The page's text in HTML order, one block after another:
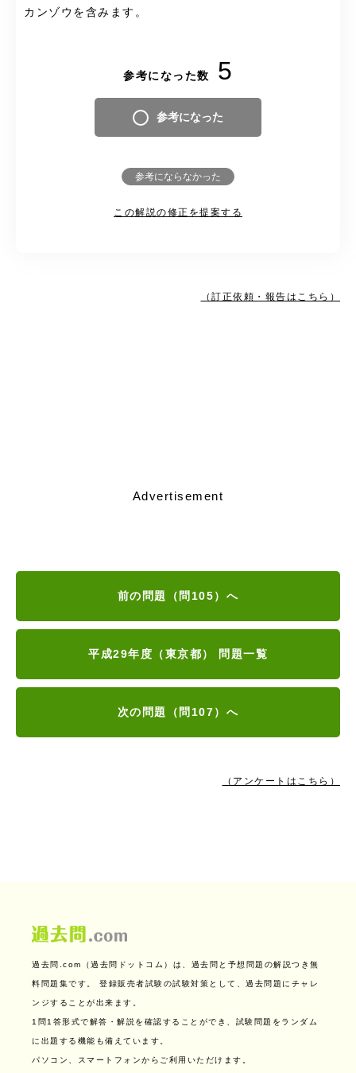
カンゾウを含みます。
参考になった数 5
参考になった
参考にならなかった
この解説の修正を提案する
（訂正依頼・報告はこちら）
Advertisement
前の問題（問105）へ
平成29年度（東京都） 問題一覧
次の問題（問107）へ
（アンケートはこちら）
過去問.com（過去問ドットコム）は、過去問と予想問題の解説つき無
料問題集です。 登録販売者試験の試験対策として、過去問題にチャレ
ンジすることが出来ます。
1問1答形式で解答・解説を確認することができ、試験問題をランダム
に出題する機能も備えています。
パソコン、スマートフォンからご利用いただけます。